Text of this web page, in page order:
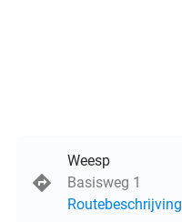
Weesp
Basisweg 1
Routebeschrijving